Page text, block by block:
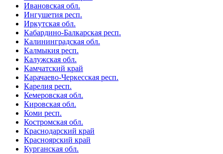
Ивановская обл.
Ингушетия респ.
Иркутская обл.
Кабардино-Балкарская респ.
Калининградская обл.
Калмыкия респ.
Калужская обл.
Камчатский край
Карачаево-Черкесская респ.
Карелия респ.
Кемеровская обл.
Кировская обл.
Коми респ.
Костромская обл.
Краснодарский край
Красноярский край
Курганская обл.